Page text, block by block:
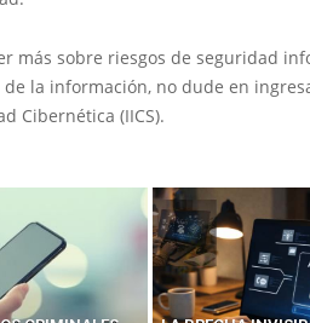
más sobre riesgos de seguridad
de la información, no dude en
Cibernética (IICS).